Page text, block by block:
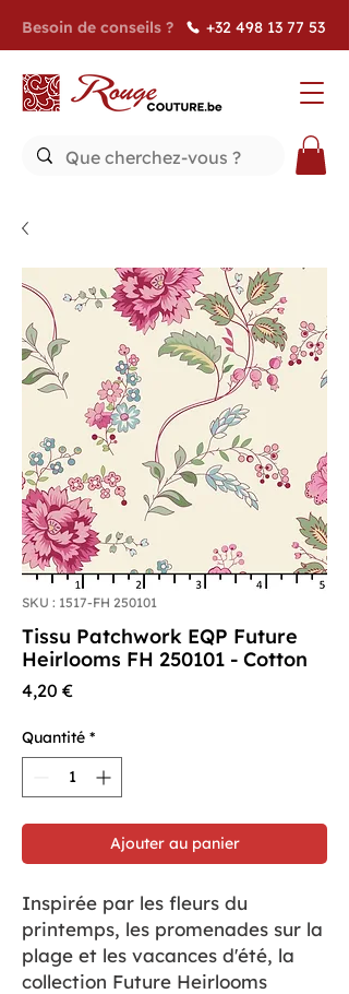
Besoin de conseils ? +32 498 13 77 53
SKU : 1517-FH 250101
Tissu Patchwork EQP Future
Heirlooms FH 250101 - Cotton
4,20 €Prix
Quantité *
Ajouter au panier
Inspirée par les fleurs du
printemps, les promenades sur la
plage et les vacances d'été, la
collection Future Heirlooms